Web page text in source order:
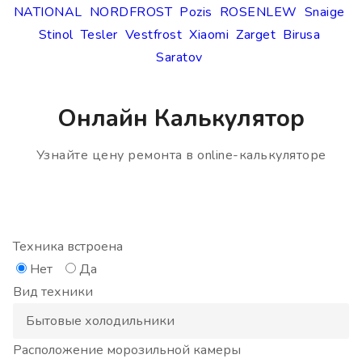
NATIONAL NORDFROST Pozis ROSENLEW Snaige
Stinol Tesler Vestfrost Xiaomi Zarget Birusa
Saratov
Онлайн Калькулятор
Узнайте цену ремонта в online-калькуляторе
Техника встроена
Нет
Да
Вид техники
Расположение морозильной камеры